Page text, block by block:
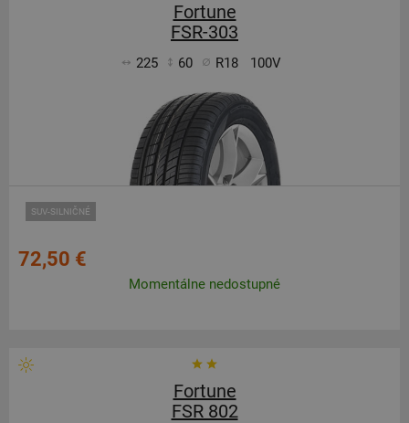
Fortune
FSR-303
225 60 R18 100V
SUV-SILNIČNÉ
72,50 €
Momentálne nedostupné
Fortune
FSR 802